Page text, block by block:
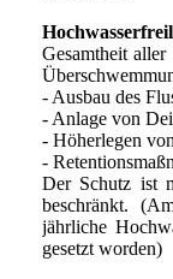
Gesamtheit
- Ausbau des
- Anlage von
- Höherlegen
-
Der Schutz ist
beschränkt.
jährliche
gesetzt worden)